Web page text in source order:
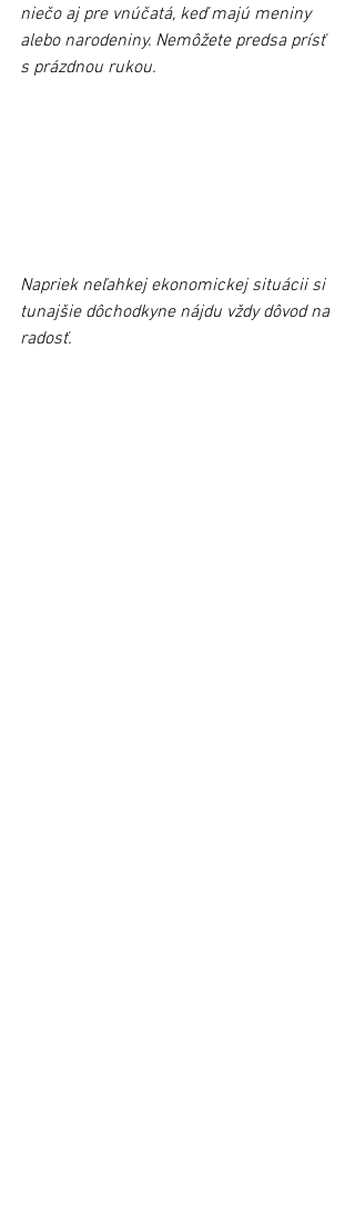
niečo aj pre vnúčatá, keď majú meniny
alebo narodeniny. Nemôžete predsa prísť
s prázdnou rukou.
Napriek neľahkej ekonomickej situácii si
tunajšie dôchodkyne nájdu vždy dôvod na
radosť.